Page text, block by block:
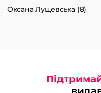
Оксана Лущевська (8)